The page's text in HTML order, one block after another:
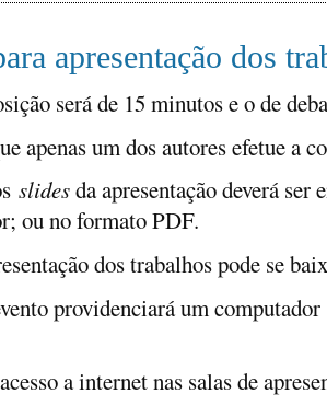
apresentação dos
será de 15 minutos e o de
apenas um dos autores efetue a
slidesda apresentação deverá
ou no formato PDF.
dos trabalhos pode se
providenciará um
a internet nas salas de